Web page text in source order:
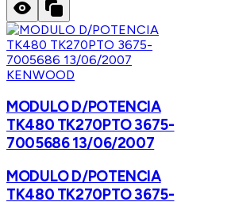
KENWOOD
MODULO D/POTENCIA
TK480 TK270PTO 3675-
7005686 13/06/2007
MODULO D/POTENCIA
TK480 TK270PTO 3675-